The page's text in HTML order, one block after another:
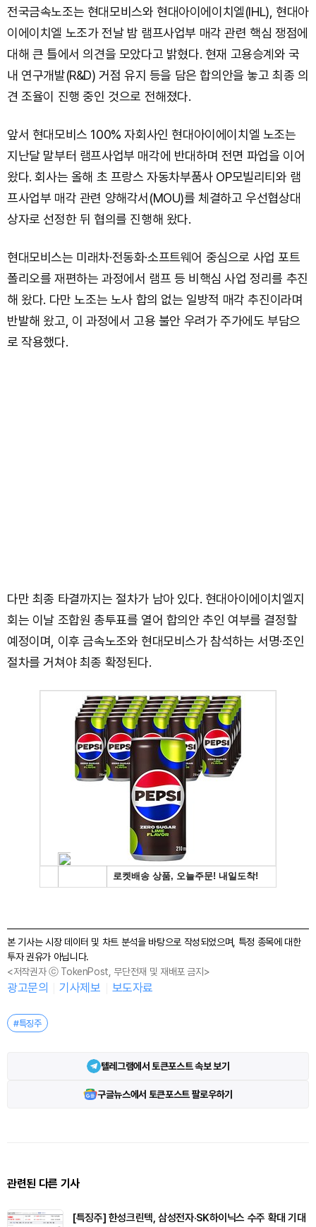
전국금속노조는 현대모비스와 현대아이에이치엘(IHL), 현대아
이에이치엘 노조가 전날 밤 램프사업부 매각 관련 핵심 쟁점에
대해 큰 틀에서 의견을 모았다고 밝혔다. 현재 고용승계와 국
내 연구개발(R&D) 거점 유지 등을 담은 합의안을 놓고 최종 의
견 조율이 진행 중인 것으로 전해졌다.
앞서 현대모비스 100% 자회사인 현대아이에이치엘 노조는
지난달 말부터 램프사업부 매각에 반대하며 전면 파업을 이어
왔다. 회사는 올해 초 프랑스 자동차부품사 OP모빌리티와 램
프사업부 매각 관련 양해각서(MOU)를 체결하고 우선협상대
상자로 선정한 뒤 협의를 진행해 왔다.
현대모비스는 미래차·전동화·소프트웨어 중심으로 사업 포트
폴리오를 재편하는 과정에서 램프 등 비핵심 사업 정리를 추진
해 왔다. 다만 노조는 노사 합의 없는 일방적 매각 추진이라며
반발해 왔고, 이 과정에서 고용 불안 우려가 주가에도 부담으
로 작용했다.
다만 최종 타결까지는 절차가 남아 있다. 현대아이에이치엘지
회는 이날 조합원 총투표를 열어 합의안 추인 여부를 결정할
예정이며, 이후 금속노조와 현대모비스가 참석하는 서명·조인
절차를 거쳐야 최종 확정된다.
본 기사는 시장 데이터 및 차트 분석을 바탕으로 작성되었으며, 특정 종목에 대한
투자 권유가 아닙니다.
<저작권자 ⓒ TokenPost, 무단전재 및 재배포 금지>
광고문의 기사제보 보도자료
#특징주
텔레그램에서 토큰포스트 속보 보기
구글뉴스에서 토큰포스트 팔로우하기
관련된 다른 기사
[특징주] 한성크린텍, 삼성전자·SK하이닉스 수주 확대 기대